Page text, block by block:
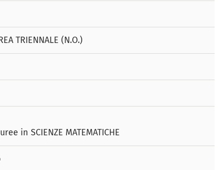
TRIENNALE (N.O.)
in SCIENZE MATEMATICHE